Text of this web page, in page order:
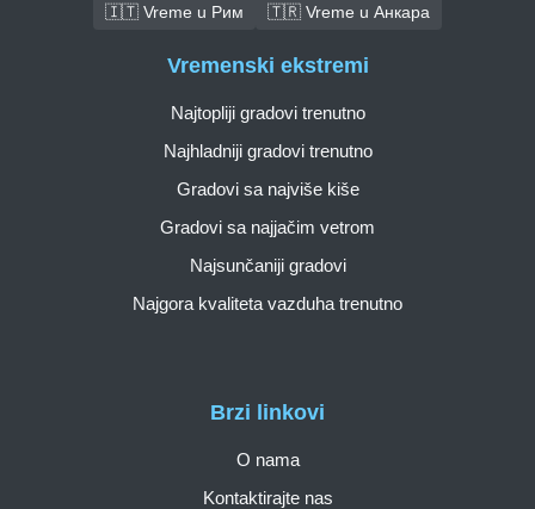
🇮🇹 Vreme u Рим
🇹🇷 Vreme u Анкара
Brzi linkovi
O nama
Kontaktirajte nas
Vremenski ekstremi
Najtopliji gradovi trenutno
Najhladniji gradovi trenutno
Gradovi sa najviše kiše
Gradovi sa najjačim vetrom
Najsunčaniji gradovi
Najgora kvaliteta vazduha trenutno